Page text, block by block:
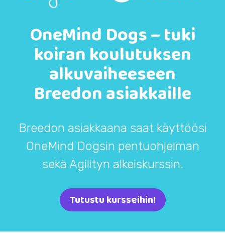
OneMind Dogs – tuki
koiran koulutuksen
alkuvaiheeseen
Breedon asiakkaille
Breedon asiakkaana saat käyttöösi
OneMind Dogsin pentuohjelman
sekä Agilityn alkeiskurssin.
Tutustu kursseihin!